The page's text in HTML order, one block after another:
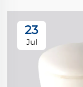
23
Jul